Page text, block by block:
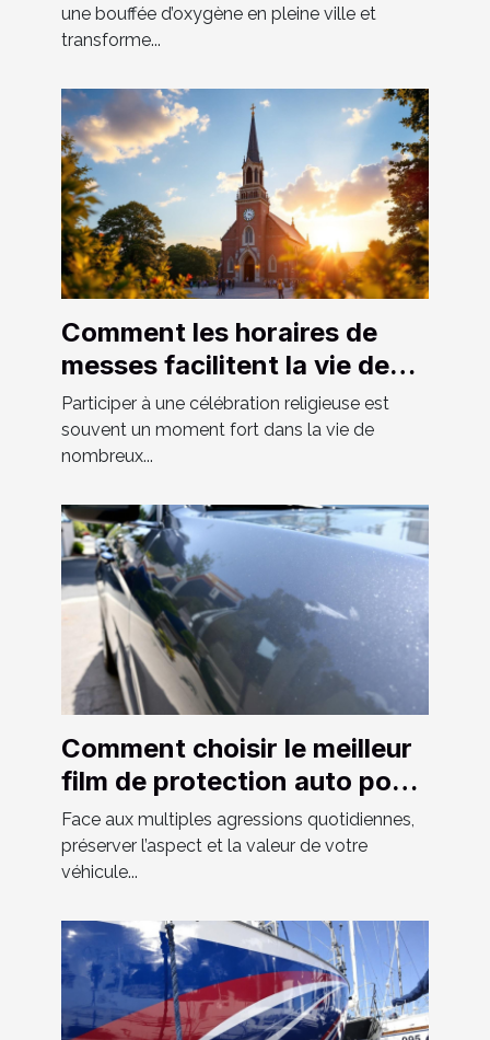
une bouffée d’oxygène en pleine ville et
transforme...
Comment les horaires de
messes facilitent la vie des
fidèles ?
Participer à une célébration religieuse est
souvent un moment fort dans la vie de
nombreux...
Comment choisir le meilleur
film de protection auto pour
votre véhicule ?
Face aux multiples agressions quotidiennes,
préserver l’aspect et la valeur de votre
véhicule...